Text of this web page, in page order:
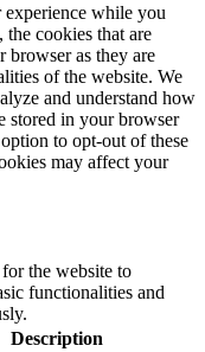
while you
cookies that are
browser as they are
of the website. We
and understand how
stored in your browser
to opt-out of these
may affect your
the website to
functionalities and
Description